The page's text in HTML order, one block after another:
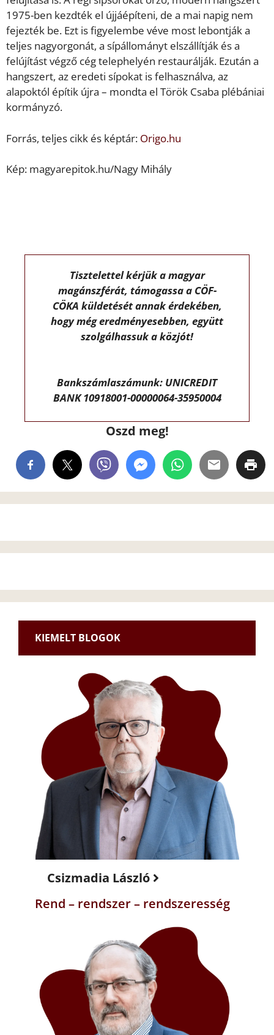
1975-ben kezdték el újjáépíteni, de a mai napig nem
fejezték be. Ezt is figyelembe véve most lebontják a
teljes nagyorgonát, a sípállományt elszállítják és a
felújítást végző cég telephelyén restaurálják. Ezután a
hangszert, az eredeti sípokat is felhasználva, az
alapoktól építik újra – mondta el Török Csaba plébániai
kormányzó.
Forrás, teljes cikk és képtár: Origo.hu
Kép: magyarepitok.hu/Nagy Mihály
Tisztelettel kérjük a magyar
magánszférát, támogassa a CÖF-
CÖKA küldetését annak érdekében,
hogy még eredményesebben, együtt
szolgálhassuk a közjót!
Bankszámlaszámunk: UNICREDIT
BANK 10918001-00000064-35950004
Oszd meg!
KIEMELT BLOGOK
Csizmadia László
Rend – rendszer – rendszeresség